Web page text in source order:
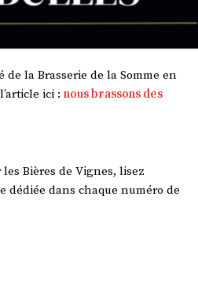
de la Brasserie de la Somme en
ici : nous brassons des
Bières de Vignes, lisez
dédiée dans chaque numéro de